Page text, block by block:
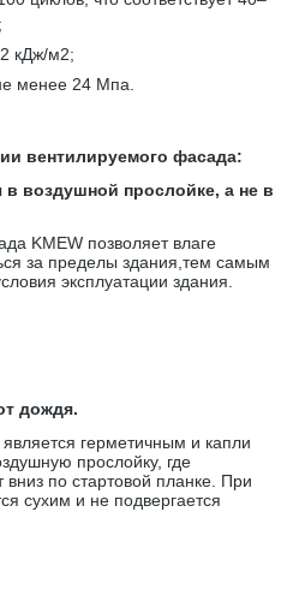
кДж/м2;
менее 24 Мпа.
вентилируемого фасада:
в воздушной прослойке, а не в
KMEW позволяет влаге
за пределы здания,тем самым
эксплуатации здания.
дождя.
герметичным и капли
прослойку, где
вниз по стартовой планке. При
сухим и не подвергается